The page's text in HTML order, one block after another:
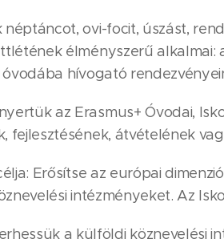
néptáncot, ovi-focit, úszást,
élményszerű alkalmai:
óvodába hívogató
az Erasmus+ Óvodai,
fejlesztésének, átvételének
Erősítse az európai
intézményeket. Az
a külföldi köznevelési